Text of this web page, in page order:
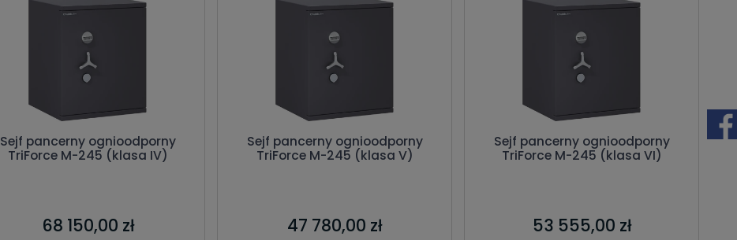
Sejf pancerny ognioodporny
TriForce M-245 (klasa IV)
68 150,00 zł
Sejf pancerny ognioodporny
TriForce M-245 (klasa V)
47 780,00 zł
Sejf pancerny ognioodporny
TriForce M-245 (klasa VI)
53 555,00 zł